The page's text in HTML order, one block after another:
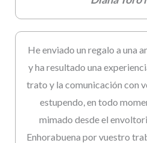
He enviado un regalo a una
y ha resultado una
trato y la comunicación con
estupendo, en todo
mimado desde el
Enhorabuena por vuestro